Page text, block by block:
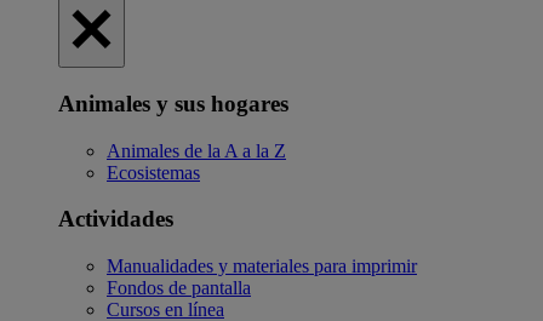
Animales y sus hogares
Animales de la A a la Z
Ecosistemas
Actividades
Manualidades y materiales para imprimir
Fondos de pantalla
Cursos en línea